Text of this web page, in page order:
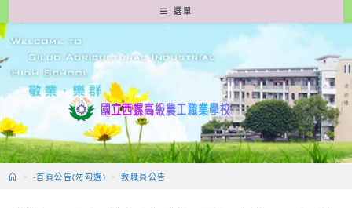
轉
至
要
容
選單
> -首頁公告(勿勾選) > 教職員公告